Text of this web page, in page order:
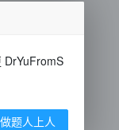
DrYuFromS
题人上人